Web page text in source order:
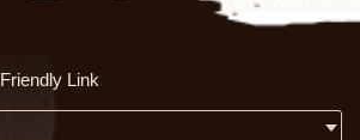
Friendly Link